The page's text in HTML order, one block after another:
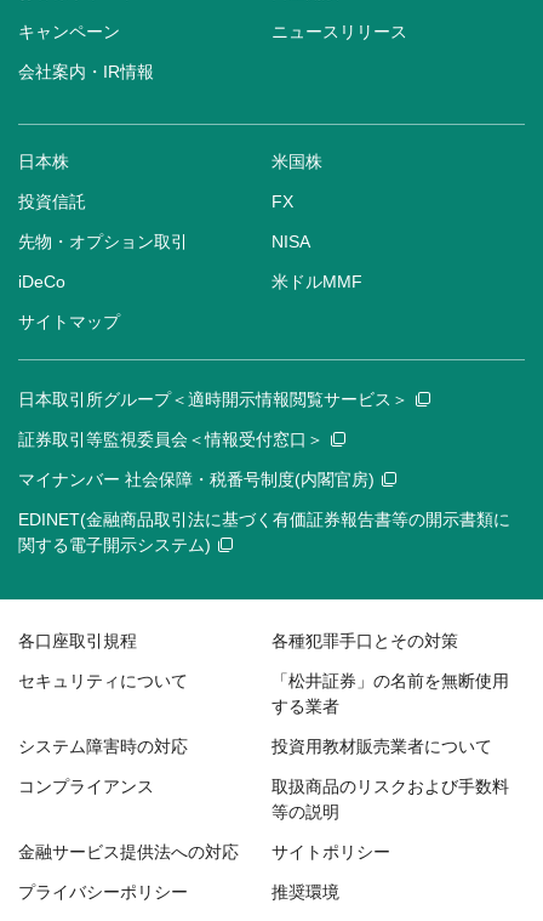
キャンペーン ニュースリリース
会社案内・IR情報
日本株 米国株
投資信託 FX
先物・オプション取引 NISA
iDeCo 米ドルMMF
サイトマップ
日本取引所グループ＜適時開示情報閲覧サービス＞
証券取引等監視委員会＜情報受付窓口＞
マイナンバー 社会保障・税番号制度(内閣官房)
EDINET(金融商品取引法に基づく有価証券報告書等の開示書類に
関する電子開示システム)
各口座取引規程 各種犯罪手口とその対策
セキュリティについて
「松井証券」の名前を無断使用
する業者
システム障害時の対応 投資用教材販売業者について
コンプライアンス
取扱商品のリスクおよび手数料
等の説明
金融サービス提供法への対応 サイトポリシー
プライバシーポリシー 推奨環境